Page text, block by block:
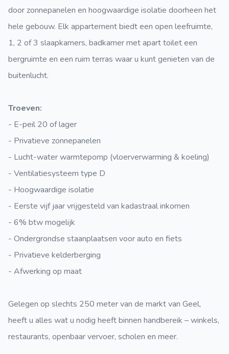
door zonnepanelen en hoogwaardige isolatie doorheen het
hele gebouw. Elk appartement biedt een open leefruimte,
1, 2 of 3 slaapkamers, badkamer met apart toilet een
bergruimte en een ruim terras waar u kunt genieten van de
buitenlucht.
Troeven:
- E-peil 20 of lager
- Privatieve zonnepanelen
- Lucht-water warmtepomp (vloerverwarming & koeling)
- Ventilatiesysteem type D
- Hoogwaardige isolatie
- Eerste vijf jaar vrijgesteld van kadastraal inkomen
- 6% btw mogelijk
- Ondergrondse staanplaatsen voor auto en fiets
- Privatieve kelderberging
- Afwerking op maat
Gelegen op slechts 250 meter van de markt van Geel,
heeft u alles wat u nodig heeft binnen handbereik – winkels,
restaurants, openbaar vervoer, scholen en meer.